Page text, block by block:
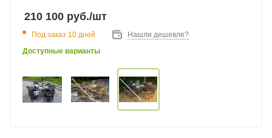
210 100 руб./шт
Под заказ 10 дней
Нашли дешевле?
Доступные варианты